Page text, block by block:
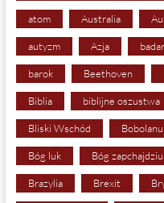
atom Australia
autyzm Azja
barok Beethoven
Biblia biblijne oszustwa
Bliski Wschód
Bóg luk Bóg
Brazylia Brexit